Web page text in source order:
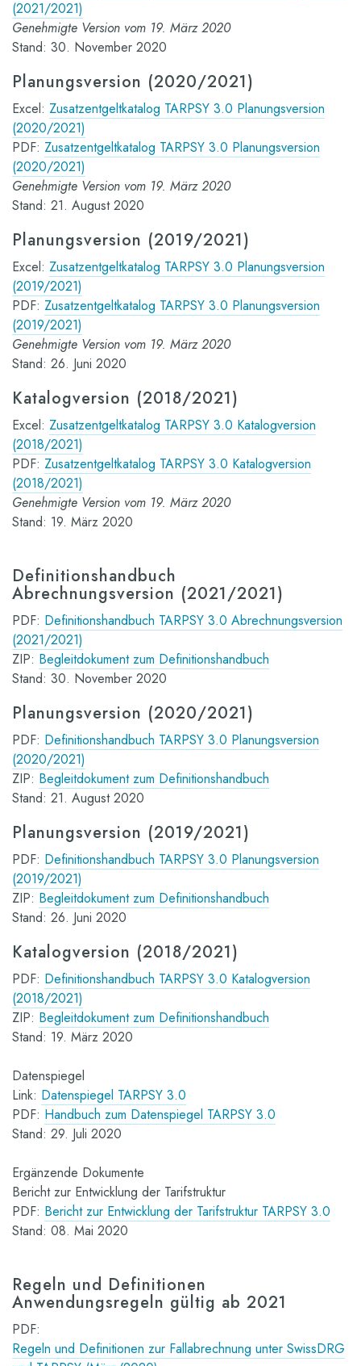
(2021/2021)
Genehmigte Version vom 19. März 2020
Stand: 30. November 2020
Planungsversion (2020/2021)
Excel: Zusatzentgeltkatalog TARPSY 3.0 Planungsversion
(2020/2021)
PDF: Zusatzentgeltkatalog TARPSY 3.0 Planungsversion
(2020/2021)
Genehmigte Version vom 19. März 2020
Stand: 21. August 2020
Planungsversion (2019/2021)
Excel: Zusatzentgeltkatalog TARPSY 3.0 Planungsversion
(2019/2021)
PDF: Zusatzentgeltkatalog TARPSY 3.0 Planungsversion
(2019/2021)
Genehmigte Version vom 19. März 2020
Stand: 26. Juni 2020
Katalogversion (2018/2021)
Excel: Zusatzentgeltkatalog TARPSY 3.0 Katalogversion
(2018/2021)
PDF: Zusatzentgeltkatalog TARPSY 3.0 Katalogversion
(2018/2021)
Genehmigte Version vom 19. März 2020
Stand: 19. März 2020
Definitionshandbuch
Abrechnungsversion (2021/2021)
PDF: Definitionshandbuch TARPSY 3.0 Abrechnungsversion
(2021/2021)
ZIP: Begleitdokument zum Definitionshandbuch
Stand: 30. November 2020
Planungsversion (2020/2021)
PDF: Definitionshandbuch TARPSY 3.0 Planungsversion
(2020/2021)
ZIP: Begleitdokument zum Definitionshandbuch
Stand: 21. August 2020
Planungsversion (2019/2021)
PDF: Definitionshandbuch TARPSY 3.0 Planungsversion
(2019/2021)
ZIP: Begleitdokument zum Definitionshandbuch
Stand: 26. Juni 2020
Katalogversion (2018/2021)
PDF: Definitionshandbuch TARPSY 3.0 Katalogversion
(2018/2021)
ZIP: Begleitdokument zum Definitionshandbuch
Stand: 19. März 2020
Datenspiegel
Link: Datenspiegel TARPSY 3.0
PDF: Handbuch zum Datenspiegel TARPSY 3.0
Stand: 29. Juli 2020
Ergänzende Dokumente
Bericht zur Entwicklung der Tarifstruktur
PDF: Bericht zur Entwicklung der Tarifstruktur TARPSY 3.0
Stand: 08. Mai 2020
Regeln und Definitionen
Anwendungsregeln gültig ab 2021
PDF:
Regeln und Definitionen zur Fallabrechnung unter SwissDRG